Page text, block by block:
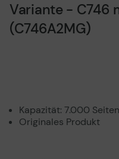
Variante - C746
(C746A2MG)
Kapazität: 7.000 Seiten
Originales Produkt